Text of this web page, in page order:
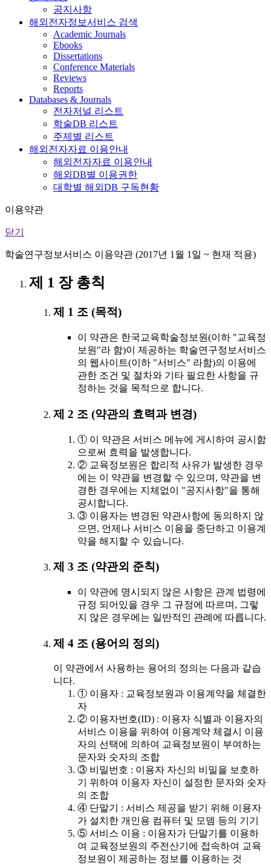
공지사항
해외전자정보서비스 검색
Academic Journals
Ebooks
Dissertations
Conference Materials
Reviews
Reports
Databases & Journals
전자저널 리스트
학술DB 리스트
주제별 리스트
해외전자자료 이용안내
해외전자자료 이용안내
해외DB별 이용권한
대학별 해외DB 구독현황
이용약관
닫기
학술연구정보서비스 이용약관 (2017년 1월 1일 ~ 현재 적용)
제 1 장 총칙
제 1 조 (목적)
이 약관은 한국교육학술정보원(이하 "교육정
보원"라 함)이 제공하는 학술연구정보서비스
의 웹사이트(이하 "서비스" 라함)의 이용에
관한 조건 및 절차와 기타 필요한 사항을 규
정하는 것을 목적으로 합니다.
제 2 조 (약관의 효력과 변경)
① 이 약관은 서비스 메뉴에 게시하여 공시함
으로써 효력을 발생합니다.
② 교육정보원은 합리적 사유가 발생한 경우
에는 이 약관을 변경할 수 있으며, 약관을 변
경한 경우에는 지체없이 "공지사항"을 통해
공시합니다.
③ 이용자는 변경된 약관사항에 동의하지 않
으면, 언제나 서비스 이용을 중단하고 이용계
약을 해지할 수 있습니다.
제 3 조 (약관외 준칙)
이 약관에 명시되지 않은 사항은 관계 법령에
규정 되어있을 경우 그 규정에 따르며, 그렇
지 않은 경우에는 일반적인 관례에 따릅니다.
제 4 조 (용어의 정의)
이 약관에서 사용하는 용어의 정의는 다음과 같습
니다.
① 이용자 : 교육정보원과 이용계약을 체결한
자
② 이용자번호(ID) : 이용자 식별과 이용자의
서비스 이용을 위하여 이용계약 체결시 이용
자의 선택에 의하여 교육정보원이 부여하는
문자와 숫자의 조합
③ 비밀번호 : 이용자 자신의 비밀을 보호하
기 위하여 이용자 자신이 설정한 문자와 숫자
의 조합
④ 단말기 : 서비스 제공을 받기 위해 이용자
가 설치한 개인용 컴퓨터 및 모뎀 등의 기기
⑤ 서비스 이용 : 이용자가 단말기를 이용하
여 교육정보원의 주전산기에 접속하여 교육
정보원이 제공하는 정보를 이용하는 것